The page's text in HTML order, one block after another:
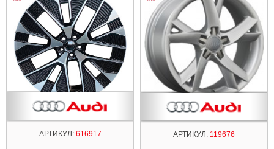
АРТИКУЛ:616917 АРТИКУЛ: 119676